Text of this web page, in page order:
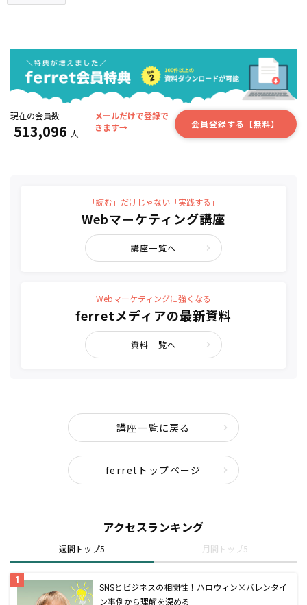
現在の会員数
513,096 人
メールだけで登録で
きます→
会員登録する【無料】
「読む」だけじゃない「実践する」
Webマーケティング講座
講座一覧へ
Webマーケティングに強くなる
ferretメディアの最新資料
資料一覧へ
講座一覧に戻る
ferretトップページ
アクセスランキング
週間トップ5 月間トップ5
SNSとビジネスの相関性！ハロウィン×バレンタイ
ン事例から理解を深める